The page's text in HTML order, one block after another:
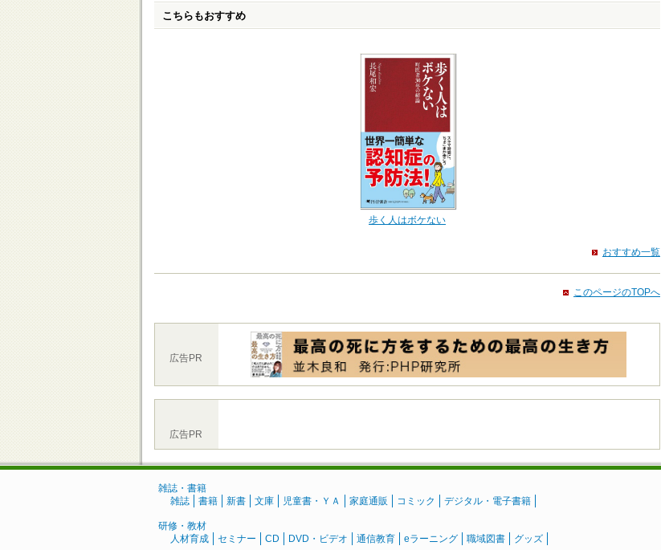
こちらもおすすめ
歩く人はボケない
おすすめ一覧
このページのTOPへ
広告PR
広告PR
雑誌・書籍
雑誌
書籍 新書 文庫 児童書・ＹＡ 家庭通販 コミック デジタル・電子書籍
研修・教材
人材育成
セミナー CD DVD・ビデオ 通信教育 eラーニング 職域図書 グッズ